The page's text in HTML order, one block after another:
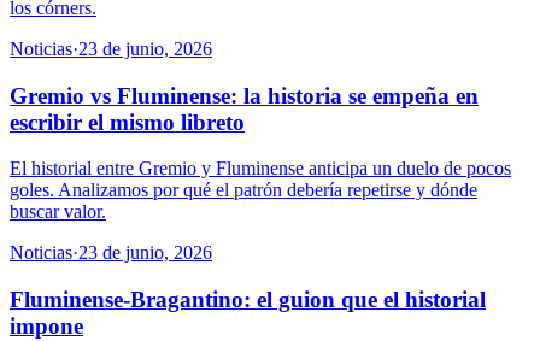
los córners.
Noticias·23 de junio, 2026
Gremio vs Fluminense: la historia se empeña en
escribir el mismo libreto
El historial entre Gremio y Fluminense anticipa un duelo de pocos
goles. Analizamos por qué el patrón debería repetirse y dónde
buscar valor.
Noticias·23 de junio, 2026
Fluminense-Bragantino: el guion que el historial
impone